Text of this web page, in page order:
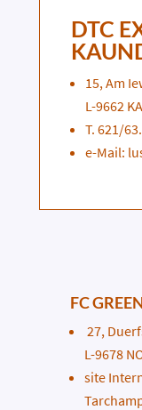
DTC
15, Am
L-9662
T. 621/
e-Mail:
FC
27,
L-9678
site